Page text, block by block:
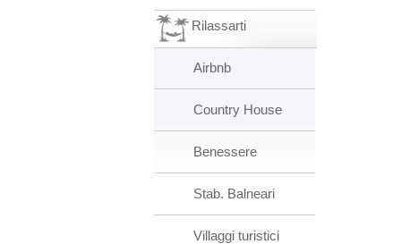
Rilassarti
Airbnb
Country House
Benessere
Stab. Balneari
Villaggi turistici